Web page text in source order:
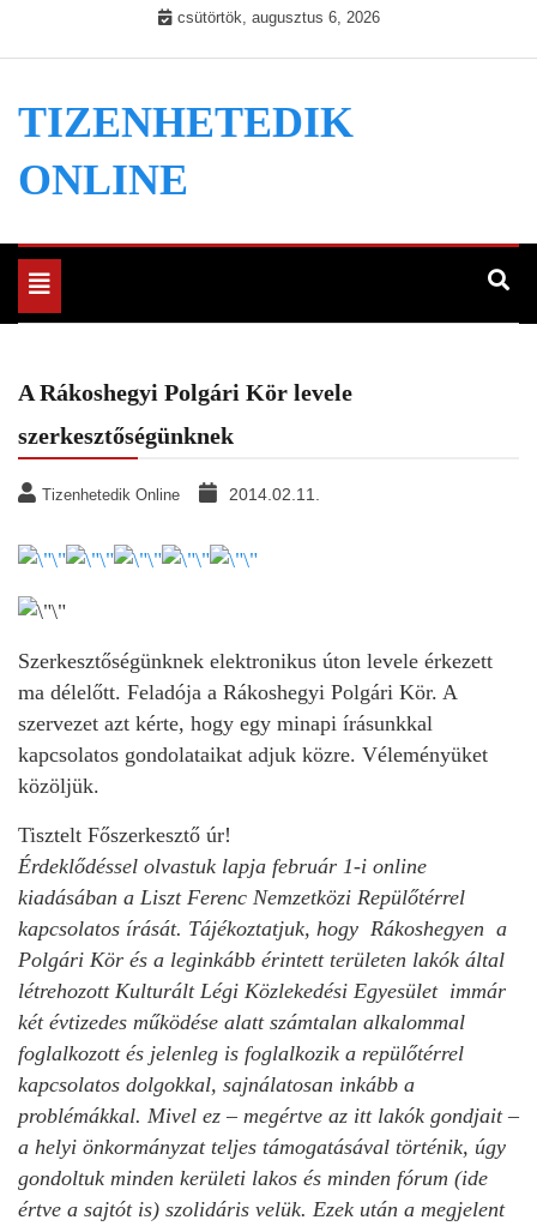
csütörtök, augusztus 6, 2026
TIZENHETEDIK
ONLINE
Toggle
navigation
A Rákoshegyi Polgári Kör levele
szerkesztőségünknek
Tizenhetedik Online 2014.02.11.
Szerkesztőségünknek elektronikus úton levele érkezett
ma délelőtt. Feladója a Rákoshegyi Polgári Kör. A
szervezet azt kérte, hogy egy minapi írásunkkal
kapcsolatos gondolataikat adjuk közre. Véleményüket
közöljük.
Tisztelt Főszerkesztő úr!
Érdeklődéssel olvastuk lapja február 1-i online
kiadásában a Liszt Ferenc Nemzetközi Repülőtérrel
kapcsolatos írását. Tájékoztatjuk, hogy Rákoshegyen a
Polgári Kör és a leginkább érintett területen lakók által
létrehozott Kulturált Légi Közlekedési Egyesület immár
két évtizedes működése alatt számtalan alkalommal
foglalkozott és jelenleg is foglalkozik a repülőtérrel
kapcsolatos dolgokkal, sajnálatosan inkább a
problémákkal. Mivel ez – megértve az itt lakók gondjait –
a helyi önkormányzat teljes támogatásával történik, úgy
gondoltuk minden kerületi lakos és minden fórum (ide
értve a sajtót is) szolidáris velük. Ezek után a megjelent